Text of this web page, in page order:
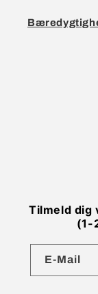
Tilmeld dig
(1-
E-Mail